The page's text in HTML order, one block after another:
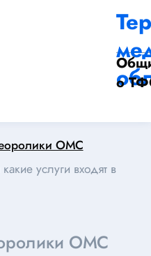
о
ОМС
услуги входят в
ОМС